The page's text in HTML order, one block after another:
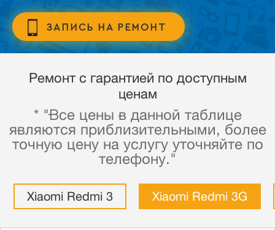
ЗАПИСЬ НА РЕМОНТ
Ремонт с гарантией по доступным
ценам
* "Все цены в данной таблице
являются приблизительными, более
точную цену на услугу уточняйте по
телефону."
Xiaomi Redmi 3 Xiaomi Redmi 3G